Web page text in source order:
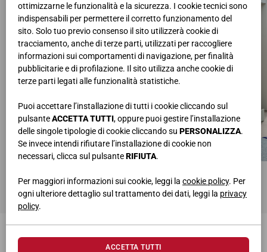
ottimizzarne le funzionalità e la sicurezza. I cookie tecnici sono
indispensabili per permettere il corretto funzionamento del
sito. Solo tuo previo consenso il sito utilizzerà cookie di
tracciamento, anche di terze parti, utilizzati per raccogliere
informazioni sui comportamenti di navigazione, per finalità
pubblicitarie e di profilazione. Il sito utilizza anche cookie di
terze parti legati alle funzionalità statistiche.
Puoi accettare l’installazione di tutti i cookie cliccando sul
pulsanteACCETTA TUTTI, oppure puoi gestire l’installazione
delle singole tipologie di cookie cliccando su PERSONALIZZA.
Se invece intendi rifiutare l’installazione di cookie non
necessari, clicca sul pulsanteRIFIUTA.
Per maggiori informazioni sui cookie, leggi la cookie policy. Per
ogni ulteriore dettaglio sul trattamento dei dati, leggi la privacy
policy.
ACCETTA TUTTI
L.199,3 • H.60 • P.91
L.199,3 • H.60 • P.91
TI POTREBBERO INTERESSARE